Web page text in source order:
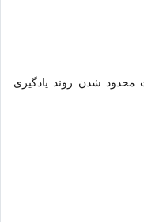
شدن روند یادگیری